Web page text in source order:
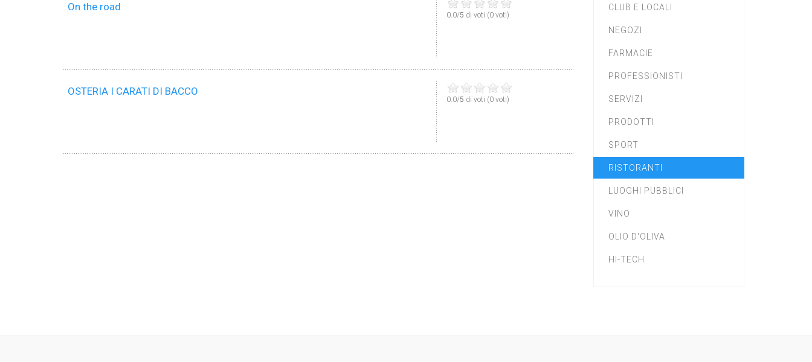
0.0/5 di voti (0 voti)
On the road
0.0/5 di voti (0 voti)
OSTERIA I CARATI DI BACCO
CLUB E LOCALI
NEGOZI
FARMACIE
PROFESSIONISTI
SERVIZI
PRODOTTI
SPORT
RISTORANTI
LUOGHI PUBBLICI
VINO
OLIO D'OLIVA
HI-TECH